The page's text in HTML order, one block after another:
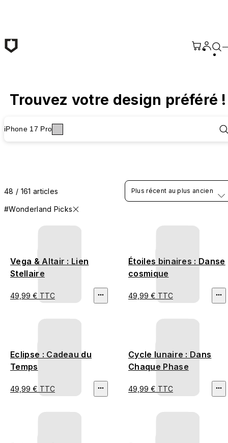
Trouvez votre design préféré !
iPhone 17 Pro
48 / 161 articles
#Wonderland Picks
Plus récent au plus ancien
Vega & Altair : Lien
Stellaire
49,99 € TTC
Étoiles binaires : Danse
cosmique
49,99 € TTC
Eclipse : Cadeau du
Temps
49,99 € TTC
Cycle lunaire : Dans
Chaque Phase
49,99 € TTC